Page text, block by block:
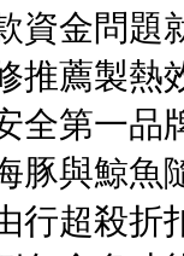
資金問題
推薦製熱
全第一品
豚與鯨魚
行超殺折